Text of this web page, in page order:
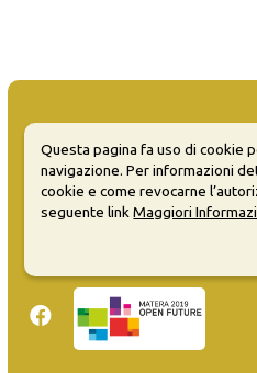
MATERA WELCOME EVENTS
Opendata
Questa pagina fa uso di cookie
navigazione. Per informazioni
cookie e come revocarne
seguente linkMaggiori